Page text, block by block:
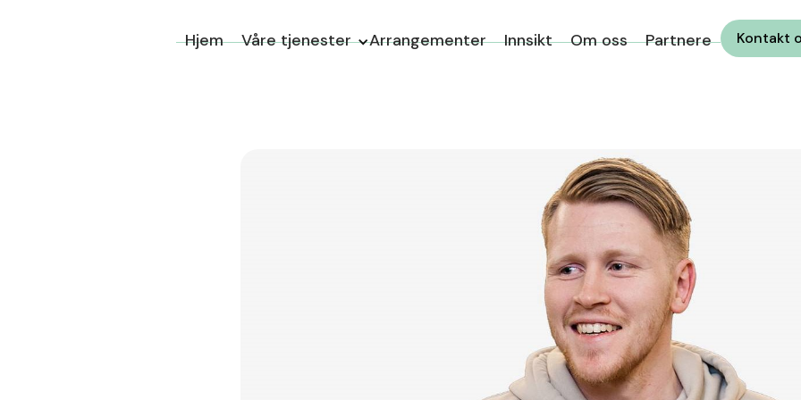
Hjem Våre tjenester Arrangementer Innsikt Om oss Partnere Kontakt